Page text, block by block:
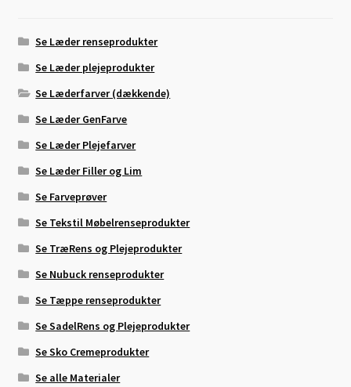
Se Læder renseprodukter
Se Læder plejeprodukter
Se Læderfarver (dækkende)
Se Læder GenFarve
Se Læder Plejefarver
Se Læder Filler og Lim
Se Farveprøver
Se Tekstil Møbelrenseprodukter
Se TræRens og Plejeprodukter
Se Nubuck renseprodukter
Se Tæppe renseprodukter
Se SadelRens og Plejeprodukter
Se Sko Cremeprodukter
Se alle Materialer